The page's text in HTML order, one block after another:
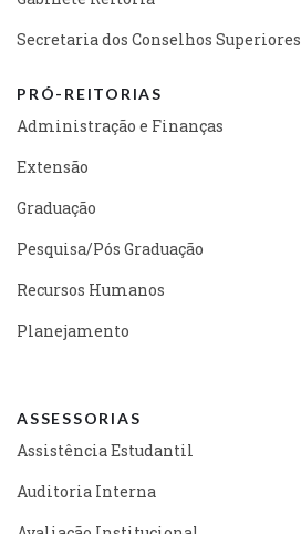
Secretaria dos Conselhos Superiores
PRÓ-REITORIAS
Administração e Finanças
Extensão
Graduação
Pesquisa/Pós Graduação
Recursos Humanos
Planejamento
ASSESSORIAS
Assistência Estudantil
Auditoria Interna